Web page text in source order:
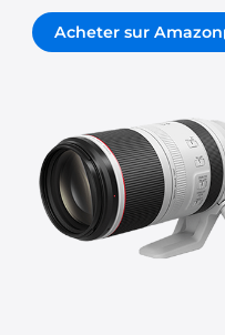
Acheter sur Amazon